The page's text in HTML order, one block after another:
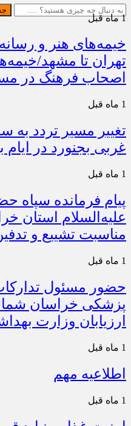
1 ماه قبل
خیمه‌های هنر و
تهران تا مشهد/
اصحاب فرهنگ در
1 ماه قبل
تغییر مسیر تردد
غربی بجنورد در
1 ماه قبل
پیام فرمانده سپاه
علیه‌السلام استان
مناسبت تشییع و
1 ماه قبل
حضور مسئول
پزشکی خراسان
ارزیابان وزارت
1 ماه قبل
اطلاعیه مهم
1 ماه قبل